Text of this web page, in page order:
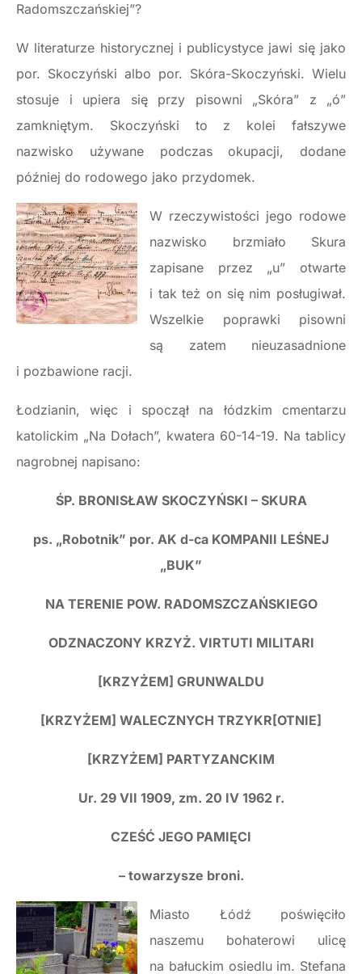
Radomszczańskiej”?
W literaturze historycznej i publicystyce jawi się jako
por. Skoczyński albo por. Skóra-Skoczyński. Wielu
stosuje i upiera się przy pisowni „Skóra” z „ó”
zamkniętym. Skoczyński to z kolei fałszywe
nazwisko używane podczas okupacji, dodane
później do rodowego jako przydomek.
W rzeczywistości jego rodowe
nazwisko brzmiało Skura
zapisane przez „u” otwarte
i tak też on się nim posługiwał.
Wszelkie poprawki pisowni
są zatem nieuzasadnione
i pozbawione racji.
Łodzianin, więc i spoczął na łódzkim cmentarzu
katolickim „Na Dołach”, kwatera 60-14-19. Na tablicy
nagrobnej napisano:
ŚP. BRONISŁAW SKOCZYŃSKI – SKURA
ps. „Robotnik” por. AK d-ca KOMPANII LEŚNEJ
„BUK”
NA TERENIE POW. RADOMSZCZAŃSKIEGO
ODZNACZONY KRZYŻ. VIRTUTI MILITARI
[KRZYŻEM] GRUNWALDU
[KRZYŻEM] WALECZNYCH TRZYKR[OTNIE]
[KRZYŻEM] PARTYZANCKIM
Ur. 29 VII 1909, zm. 20 IV 1962 r.
CZEŚĆ JEGO PAMIĘCI
– towarzysze broni.
Miasto Łódź poświęciło
naszemu bohaterowi ulicę
na bałuckim osiedlu im. Stefana